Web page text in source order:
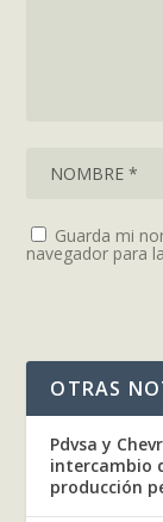
Guarda mi
navegador para
OTRAS
Pdvsa y
intercambio
producción